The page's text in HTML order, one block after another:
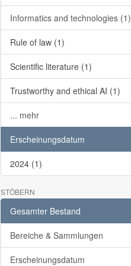
Informatics and technologies (1)
Rule of law (1)
Scientific literature (1)
Trustworthy and ethical AI (1)
... mehr
Erscheinungsdatum
2024 (1)
STÖBERN
Gesamter Bestand
Bereiche & Sammlungen
Erscheinungsdatum